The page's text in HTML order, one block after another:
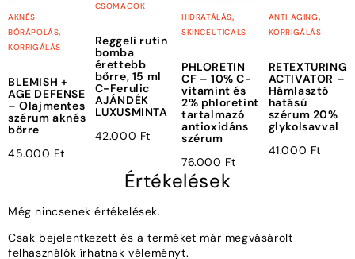
AKNÉS
BŐRÁPOLÁS,
KORRIGÁLÁS
BLEMISH +
AGE DEFENSE
– Olajmentes
szérum aknés
bőrre
45.000 Ft
CSOMAGOK
Reggeli rutin
bomba
érettebb
bőrre, 15 ml
C-Ferulic
AJÁNDÉK
LUXUSMINTA
42.000 Ft
HIDRATÁLÁS,
SKINCEUTICALS
PHLORETIN
CF – 10% C-
vitamint és
2% phloretint
tartalmazó
antioxidáns
szérum
76.000 Ft
ANTI AGING,
KORRIGÁLÁS
RETEXTURING
ACTIVATOR –
Hámlasztó
hatású
szérum 20%
glykolsavval
41.000 Ft
Értékelések
Még nincsenek értékelések.
Csak bejelentkezett és a terméket már megvásárolt
felhasználók írhatnak véleményt.